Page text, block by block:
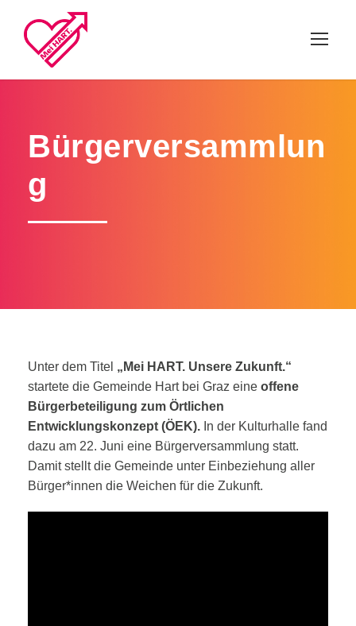
Bürgerversammlun
g
Unter dem Titel „Mei HART. Unsere Zukunft.“
startete die Gemeinde Hart bei Graz eine offene
Bürgerbeteiligung zum Örtlichen
Entwicklungskonzept (ÖEK). In der Kulturhalle fand
dazu am 22. Juni eine Bürgerversammlung statt.
Damit stellt die Gemeinde unter Einbeziehung aller
Bürger*innen die Weichen für die Zukunft.